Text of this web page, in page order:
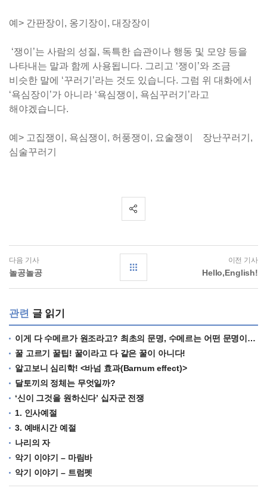
예> 간판장이, 옹기장이, 대장장이
‘쟁이’는 사람의 성질, 독특한 습관이나 행동 및 모양 등을
나타내는 말과 함께 사용됩니다. 그리고 ‘쟁이’와 조금
비슷한 말에 ‘꾸러기’라는 것도 있습니다. 그럼 위 대화에서
‘욕심장이’가 아니라 ‘욕심쟁이, 욕심꾸러기’라고
해야겠습니다.
예> 고집쟁이, 욕심쟁이, 허풍쟁이, 요술쟁이 장난꾸러기,
심술꾸러기
다음 기사
놀공놀공
이전 기사
Hello,English!
관련 글 읽기
이게 다 수메르가 원조라고? 최초의 문명, 수메르는 어떤 문명이었을까?
꿀 고르기 꿀팁! 꿀이라고 다 같은 꿀이 아니다!
알고보니 심리학! <바넘 효과(Barnum effect)>
달토끼의 정체는 무엇일까?
‘신이 그것을 원하신다’ 십자군 전쟁
1. 인사예절
3. 예배시간 예절
나리의 자
악기 이야기 – 마림바
악기 이야기 – 트럼펫